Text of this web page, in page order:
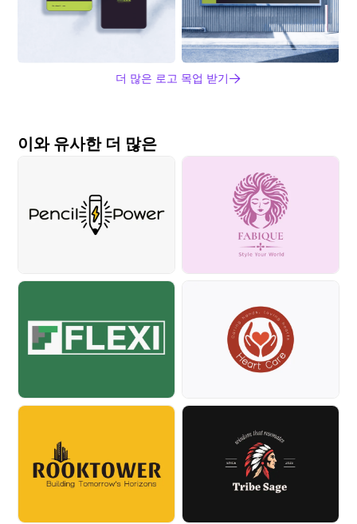
Alaskanoil.com
더 많은 로고 목업 받기
이와 유사한 더 많은